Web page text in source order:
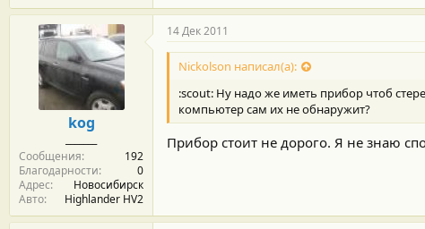
kog
Сообщения
192
Благодарности
0
Адрес
Новосибирск
Авто
Highlander HV2
14 Дек 2011
Nickolson написал(а):
:scout: Ну надо же иметь прибор чтоб
компьютер сам их не обнаружит?
Прибор стоит не дорого. Я не знаю